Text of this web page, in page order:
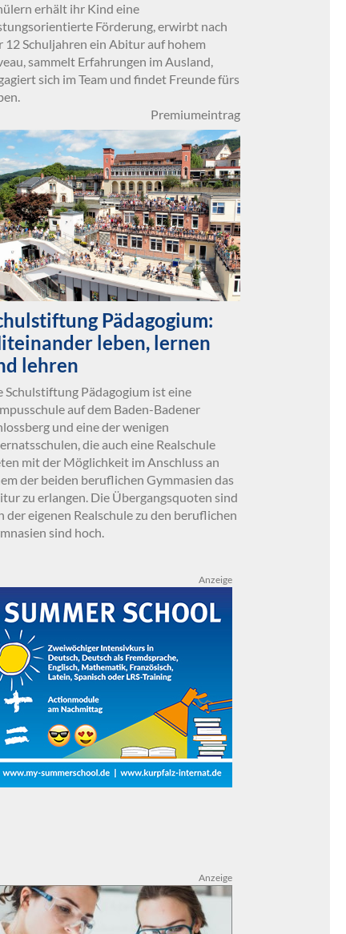
erhält ihr Kind eine
Förderung, erwirbt nach
12 Schuljahren ein Abitur auf hohem
sammelt Erfahrungen im Ausland,
sich im Team und findet Freunde fürs
Premiumeintrag
Pädagogium:
leben, lernen
lehren
Schulstiftung Pädagogium ist eine
auf dem Baden-Badener
und eine der wenigen
die auch eine Realschule
mit der Möglichkeit im Anschluss an
der beiden beruflichen Gymmasien das
zu erlangen. Die Übergangsquoten sind
der eigenen Realschule zu den beruflichen
sind hoch.
Anzeige
Anzeige